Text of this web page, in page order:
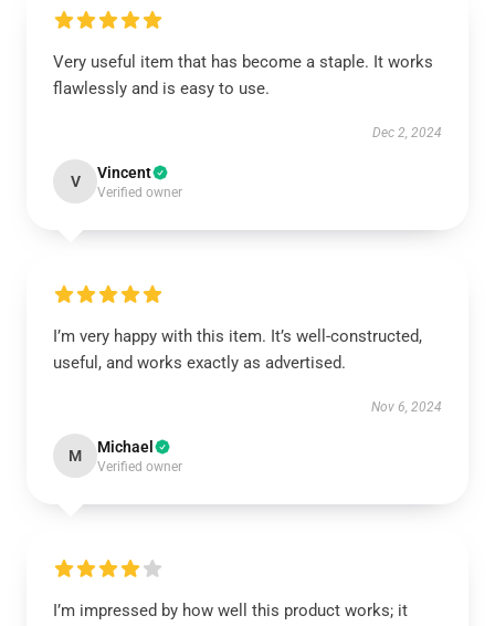
Very useful item that has become a staple. It works
flawlessly and is easy to use.
Dec 2, 2024
V Vincent
Verified owner
I’m very happy with this item. It’s well-constructed,
useful, and works exactly as advertised.
Nov 6, 2024
M Michael
Verified owner
I’m impressed by how well this product works; it